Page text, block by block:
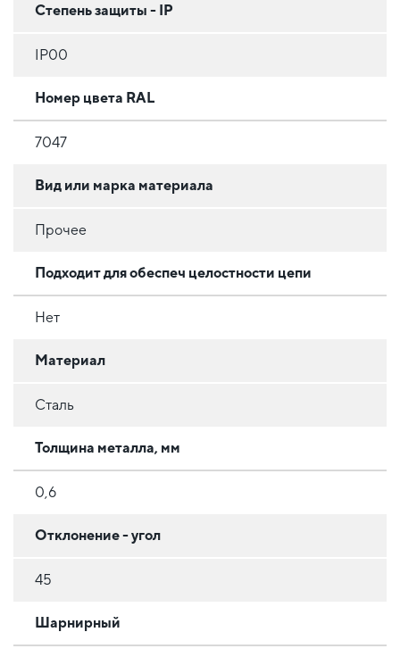
Степень защиты - IP
IP00
Номер цвета RAL
7047
Вид или марка материала
Прочее
Подходит для обеспеч целостности цепи
Нет
Материал
Сталь
Толщина металла, мм
0,6
Отклонение - угол
45
Шарнирный